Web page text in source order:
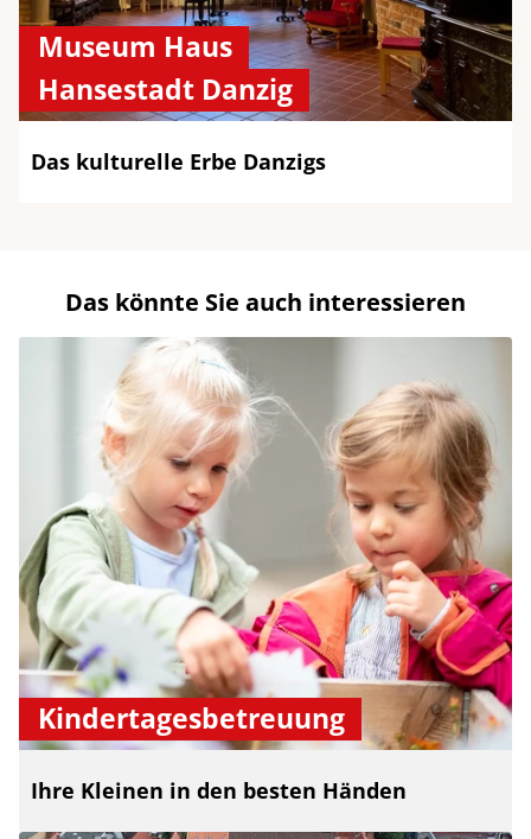
Museum Haus
Hansestadt Danzig
Das kulturelle Erbe Danzigs
Das könnte Sie auch interessieren
Kindertagesbetreuung
Ihre Kleinen in den besten Händen